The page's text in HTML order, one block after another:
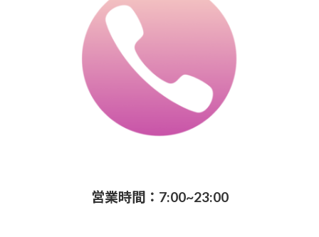
営業時間：7:00~23:00